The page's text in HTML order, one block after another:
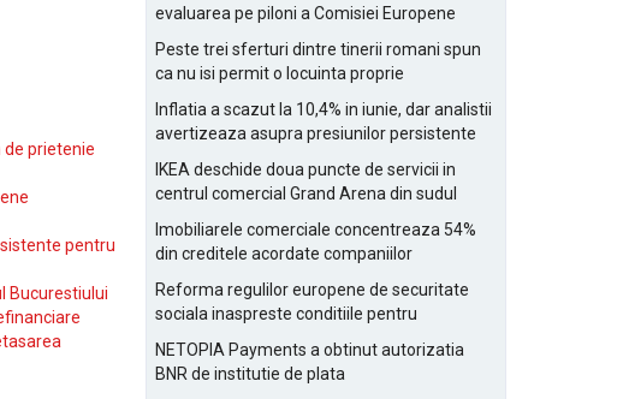
de prietenie
pentru
Bucurestiului
evaluarea pe piloni a Comisiei Europene
Peste trei sferturi dintre tinerii romani spun
ca nu isi permit o locuinta proprie
Inflatia a scazut la 10,4% in iunie, dar analistii
avertizeaza asupra presiunilor persistente
IKEA deschide doua puncte de servicii in
centrul comercial Grand Arena din sudul
Imobiliarele comerciale concentreaza 54%
din creditele acordate companiilor
Reforma regulilor europene de securitate
sociala inaspreste conditiile pentru
NETOPIA Payments a obtinut autorizatia
BNR de institutie de plata